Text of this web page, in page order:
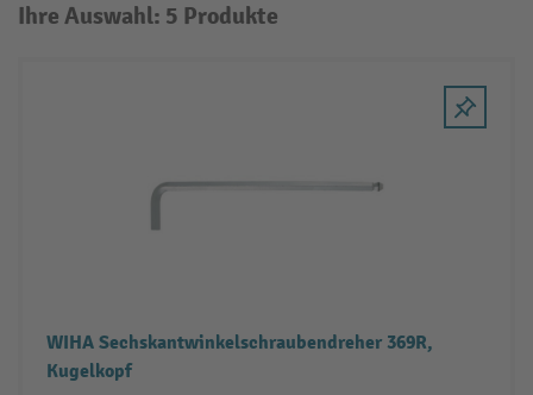
Ihre Auswahl: 5 Produkte
WIHA Sechskantwinkelschraubendreher 369R,
Kugelkopf